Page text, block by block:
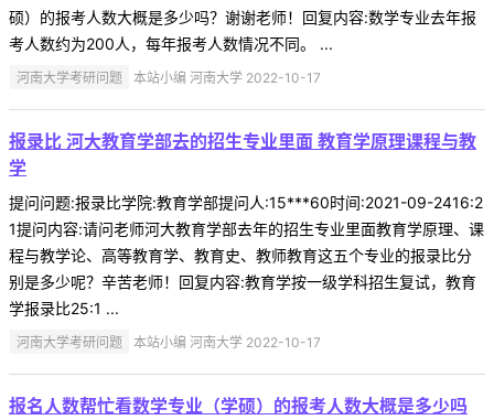
硕）的报考人数大概是多少吗？谢谢老师！回复内容:数学专业去年报
考人数约为200人，每年报考人数情况不同。 ...
河南大学考研问题 本站小编 河南大学 2022-10-17
报录比 河大教育学部去的招生专业里面 教育学原理课程与教
学
提问问题:报录比学院:教育学部提问人:15***60时间:2021-09-2416:2
1提问内容:请问老师河大教育学部去年的招生专业里面教育学原理、课
程与教学论、高等教育学、教育史、教师教育这五个专业的报录比分
别是多少呢？辛苦老师！回复内容:教育学按一级学科招生复试，教育
学报录比25:1 ...
河南大学考研问题 本站小编 河南大学 2022-10-17
报名人数帮忙看数学专业（学硕）的报考人数大概是多少吗